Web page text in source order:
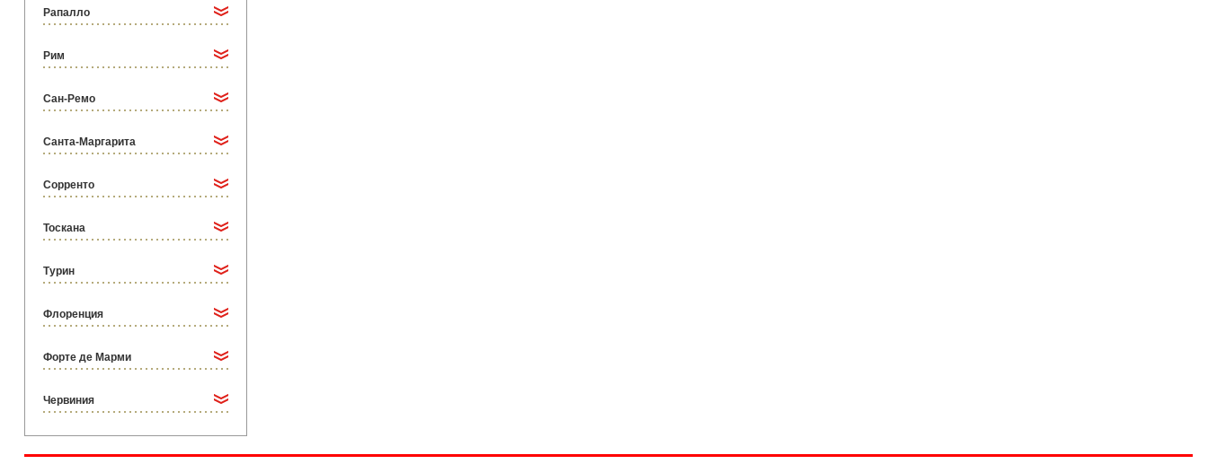
Рапалло
Рим
Сан-Ремо
Санта-Маргарита
Сорренто
Тоскана
Турин
Флоренция
Форте де Марми
Червиния